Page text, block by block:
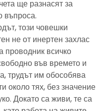
ще разнасят за
въпроса.
този човешки
не от инертен захлас
проводник всичко
във времето и
трудът им обособява
около тях, без значение
Докато са живи, те са